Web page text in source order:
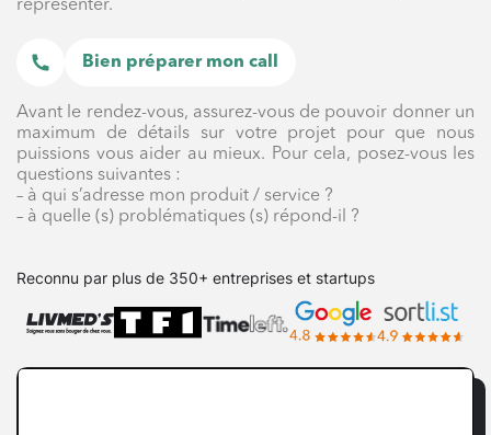
représenter.
Bien préparer mon call
Avant le rendez-vous, assurez-vous de pouvoir donner un
maximum de détails sur votre projet pour que nous
puissions vous aider au mieux. Pour cela, posez-vous les
questions suivantes :
– à qui s’adresse mon produit / service ?
– à quelle (s) problématiques (s) répond-il ?
Reconnu par plus de 350+ entreprises et startups